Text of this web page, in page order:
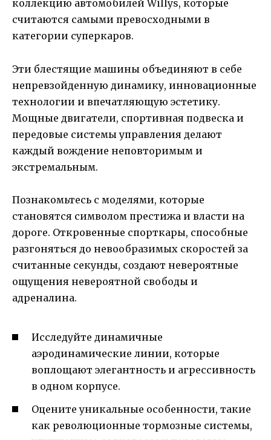
коллекцию автомобилей Willys, которые
считаются самыми превосходными в
категории суперкаров.
Эти блестящие машины объединяют в себе
непревзойденную динамику, инновационные
технологии и впечатляющую эстетику.
Мощные двигатели, спортивная подвеска и
передовые системы управления делают
каждый вождение неповторимым и
экстремальным.
Познакомьтесь с моделями, которые
становятся символом престижа и власти на
дороге. Откровенные спорткары, способные
разгоняться до невообразимых скоростей за
считанные секунды, создают невероятные
ощущения невероятной свободы и
адреналина.
Исследуйте динамичные
аэродинамические линии, которые
воплощают элегантность и агрессивность
в одном корпусе.
Оцените уникальные особенности, такие
как революционные тормозные системы,